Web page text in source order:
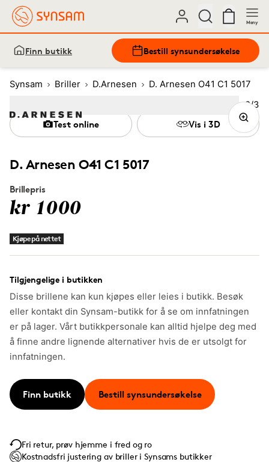
Meny
Finn butikk Bestill synsundersøkelse
Synsam Briller D.Arnesen D. Arnesen O41 C1 5017
D. Arnesen O41 C1 5017
Brillepris
kr 1000
Kjøpe på nettet
Tilgjengelige i butikken
Disse brillene kan kun kjøpes eller leies i butikk. Besøk
eller kontakt din Synsam-butikk for å se om innfatningen
er på lager. Vårt butikkpersonale kan alltid hjelpe deg med
å finne andre lignende alternativer hvis de er utsolgt for
innfatningen.
Finn butikk Bestill synsundersøkelse
Test online Vis i 3D
Fri retur, prøv hjemme i fred og ro
Kostnadsfri justering av briller i Synsams butikker
Bilde
2/3
Image 1 3